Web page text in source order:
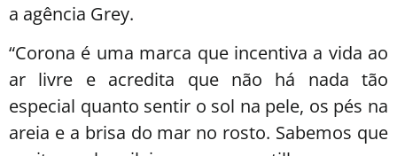
a agência Grey.
“Corona é uma marca que incentiva a vida ao
ar livre e acredita que não há nada tão
especial quanto sentir o sol na pele, os pés na
areia e a brisa do mar no rosto. Sabemos que